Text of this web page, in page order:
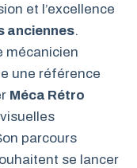
et l’excellence
anciennes.
mécanicien
une référence
Méca Rétro
parcours
se lancer